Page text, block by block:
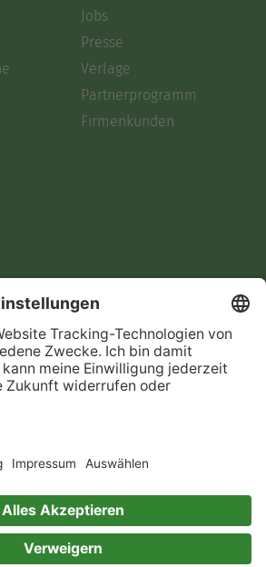
Jobs
Presse
Verlage
Partnerprogramm
Firmenkunden
Data
ein gutes Buch